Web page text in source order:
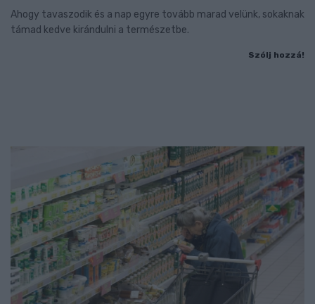
Ahogy tavaszodik és a nap egyre tovább marad velünk, sokaknak
támad kedve kirándulni a természetbe.
Szólj hozzá!